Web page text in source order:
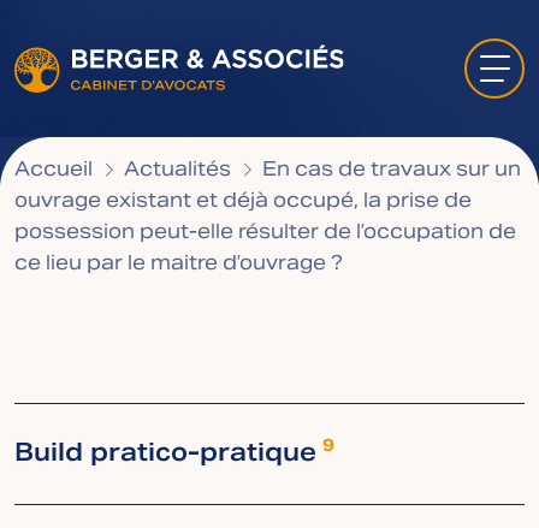
Accueil Actualités En cas de travaux sur un
ouvrage existant et déjà occupé, la prise de
possession peut-elle résulter de l’occupation de
ce lieu par le maitre d’ouvrage ?
Build pratico-pratique 9